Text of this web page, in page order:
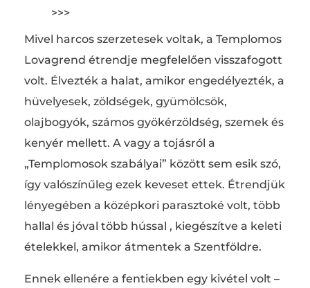
>>>
Mivel harcos szerzetesek voltak, a Templomos
Lovagrend étrendje megfelelően visszafogott
volt. Élvezték a halat, amikor engedélyezték, a
hüvelyesek, zöldségek, gyümölcsök,
olajbogyók, számos gyökérzöldség, szemek és
kenyér mellett. A vagy a tojásról a
„Templomosok szabályai” között sem esik szó,
így valószínűleg ezek keveset ettek. Étrendjük
lényegében a középkori parasztoké volt, több
hallal és jóval több hússal , kiegészítve a keleti
ételekkel, amikor átmentek a Szentföldre.
Ennek ellenére a fentiekben egy kivétel volt –